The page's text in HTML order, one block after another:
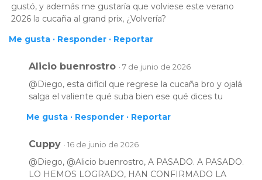
gustó, y además me gustaría que volviese este verano
2026 la cucaña al grand prix, ¿Volvería?
Me gusta · Responder · Reportar
Alicio buenrostro · 7 de junio de 2026
@Diego, esta difícil que regrese la cucaña bro y ojalá
salga el valiente qué suba bien ese qué dices tu
Me gusta · Responder · Reportar
Cuppy · 16 de junio de 2026
@Diego, @Alicio buenrostro, A PASADO. A PASADO.
LO HEMOS LOGRADO, HAN CONFIRMADO LA